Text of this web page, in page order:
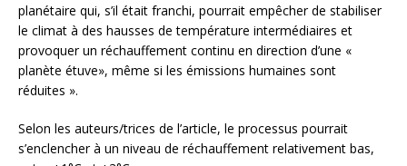
planétaire qui, s’il était franchi, pourrait empêcher de stabiliser
le climat à des hausses de température intermédiaires et
provoquer un réchauffement continu en direction d’une «
planète étuve», même si les émissions humaines sont
réduites ».
Selon les auteurs/trices de l’article, le processus pourrait
s’enclencher à un niveau de réchauffement relativement bas,